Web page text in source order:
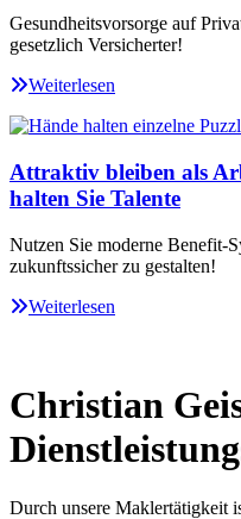
Gesundheitsvorsorge auf
gesetzlich Versicherter!
Weiterlesen
Attraktiv bleiben als
halten Sie Talente
Nutzen Sie moderne Benefit-
zukunftssicher zu gestalten!
Weiterlesen
Christian
Durch unsere Maklertätigkeit